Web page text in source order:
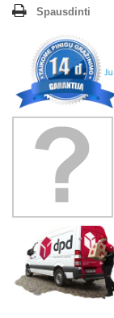
Spausdinti